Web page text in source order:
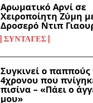
Αρωματικό Αρνί σε
Χειροποίητη Ζύμη
Δροσερό Ντιπ
ΣΥΝΤΑΓΈΣ
Συγκινεί ο παππούς
4χρονου που
πισίνα – «Πάει ο
μου»